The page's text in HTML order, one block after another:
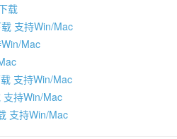
载
支持Win/Mac
Mac
支持Win/Mac
持Win/Mac
支持Win/Mac